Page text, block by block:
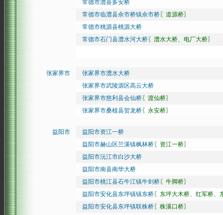
常德市澧县多安桥
常德市临澧县佘市桥镇佘市桥 〖道源桥〗
常德市桃源县桃源大桥
常德市石门县澧水河大桥 〖澧水大桥、电厂大桥〗
张家界市
张家界市澧水大桥
张家界市武陵源区高云大桥
张家界市慈利县会仙桥 〖渡仙桥〗
张家界市桑植县贺龙桥 〖永安桥〗
益阳市
益阳市资江一桥
益阳市赫山区兰溪镇枫林桥 〖资江一桥〗
益阳市沅江市白沙大桥
益阳市南县南华大桥
益阳市桃江县石牛江镇牛剑桥 〖牛脚桥〗
益阳市安化县东坪镇镇东桥 〖东坪大木桥、红军桥、
益阳市安化县东坪镇联株桥 〖株溪口桥〗